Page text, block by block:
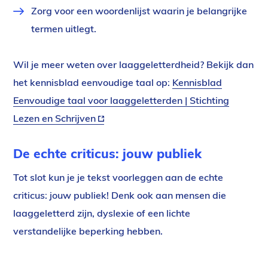
Zorg voor een woordenlijst waarin je belangrijke
termen uitlegt.
Wil je meer weten over laaggeletterdheid? Bekijk dan
het kennisblad eenvoudige taal op: Kennisblad
Eenvoudige taal voor laaggeletterden | Stichting
Lezen en Schrijven (externe
De echte criticus: jouw publiek
Tot slot kun je je tekst voorleggen aan de echte
criticus: jouw publiek! Denk ook aan mensen die
laaggeletterd zijn, dyslexie of een lichte
verstandelijke beperking hebben.